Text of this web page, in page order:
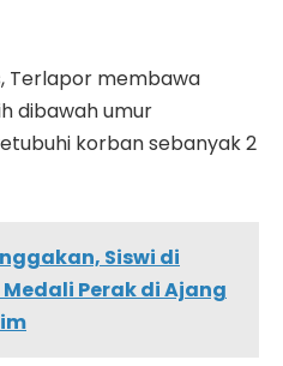
Terlapor membawa
dibawah umur
korban sebanyak 2
Siswi di
Perak di Ajang